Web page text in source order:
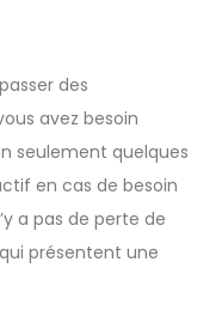
des
avez besoin
seulement quelques
en cas de besoin
a pas de perte de
présentent une